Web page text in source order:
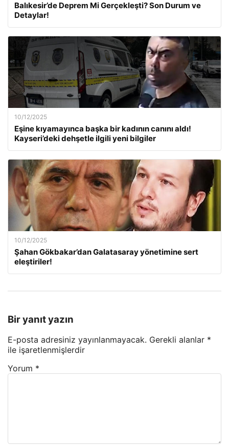
Balıkesir’de Deprem Mi Gerçekleşti? Son Durum ve
Detaylar!
10/12/2025
Eşine kıyamayınca başka bir kadının canını aldı!
Kayseri’deki dehşetle ilgili yeni bilgiler
10/12/2025
Şahan Gökbakar’dan Galatasaray yönetimine sert
eleştiriler!
Bir yanıt yazın
E-posta adresiniz yayınlanmayacak. Gerekli alanlar *
ile işaretlenmişlerdir
Yorum *